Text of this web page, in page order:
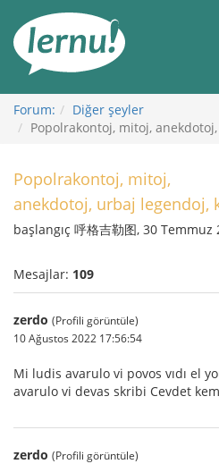
Görüntüleme
Forum:
Diğer şeyler
Popolrakontoj, mitoj,
Popolrakontoj, mitoj,
anekdotoj, urbaj legendoj,
başlangıç 呼格吉勒图, 30 Temmuz
Mesajlar: 109
zerdo (Profili görüntüle)
10 Ağustos 2022 17:56:54
Mi ludis avarulo vi povos vıdı el
avarulo vi devas skribi Cevdet
zerdo (Profili görüntüle)